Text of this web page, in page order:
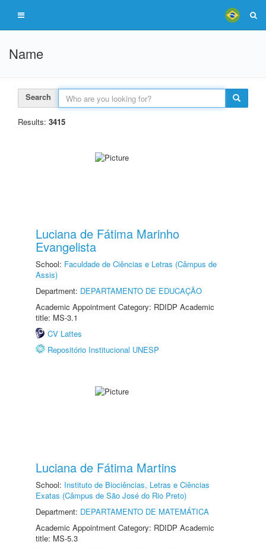
Name
Search
Results: 3415
Luciana de Fátima Marinho
Evangelista
School: Faculdade de Ciências e Letras (Câmpus de
Assis)
Department: DEPARTAMENTO DE EDUCAÇÃO
Academic Appointment Category: RDIDP Academic
title: MS-3.1
CV Lattes
Repositório Institucional UNESP
Luciana de Fátima Martins
School: Instituto de Biociências, Letras e Ciências
Exatas (Câmpus de São José do Rio Preto)
Department: DEPARTAMENTO DE MATEMÁTICA
Academic Appointment Category: RDIDP Academic
title: MS-5.3